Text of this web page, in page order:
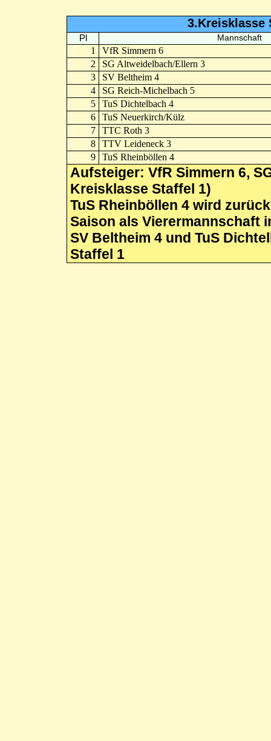
3.Kreisklasse
Pl Mannschaft
1
VfR Simmern 6
2
SG Altweidelbach/Ellern 3
3
SV Beltheim 4
4
SG Reich-Michelbach 5
5
TuS Dichtelbach 4
6
TuS Neuerkirch/Külz
7
TTC Roth 3
8
TTV Leideneck 3
9
TuS Rheinböllen 4
Aufsteiger: VfR Simmern 6,
Kreisklasse Staffel 1)
TuS Rheinböllen 4 wird
Saison als Vierermannschaft
SV Beltheim 4 und TuS
Staffel 1